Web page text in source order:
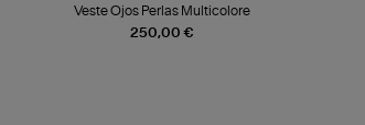
250,00 €
Veste Ojos Perlas Multicolore